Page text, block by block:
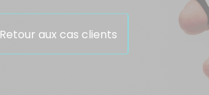
Retour aux cas clients